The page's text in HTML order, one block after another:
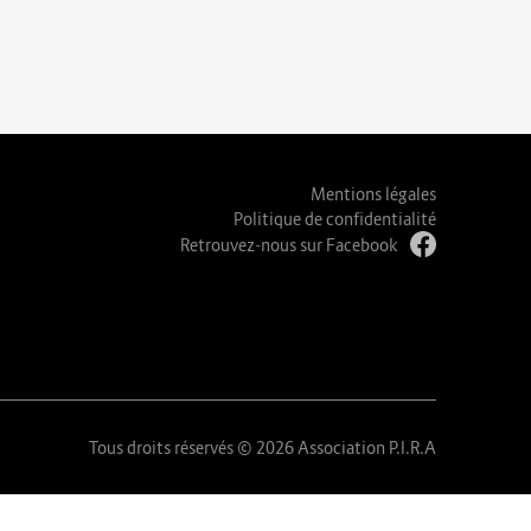
Mentions légales
Politique de confidentialité
Retrouvez-nous sur Facebook
Tous droits réservés © 2026 Association P.I.R.A